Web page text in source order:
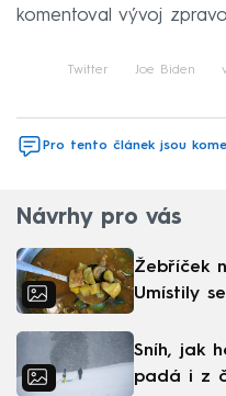
komentoval vývoj
Twitter Joe Biden
Pro tento článek jsou
Návrhy pro vás
Žebříček
Umístily
Sníh, jak
padá i z